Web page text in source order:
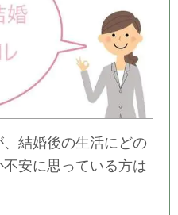
結婚後の生活にどの
安に思っている方は